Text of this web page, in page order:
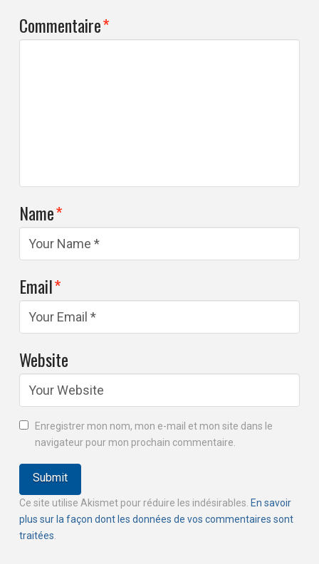
Commentaire*
Name*
Email*
Website
Enregistrer mon nom, mon e-mail et mon site dans le
navigateur pour mon prochain commentaire.
Ce site utilise Akismet pour réduire les indésirables. En savoir
plus sur la façon dont les données de vos commentaires sont
traitées